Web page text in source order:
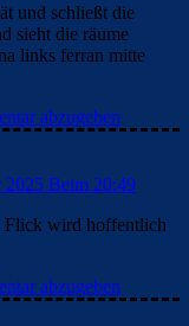
und schließt die
sieht die räume
links ferran mitte
abzugeben
2025 Beim 20:49
Flick wird hoffentlich
abzugeben